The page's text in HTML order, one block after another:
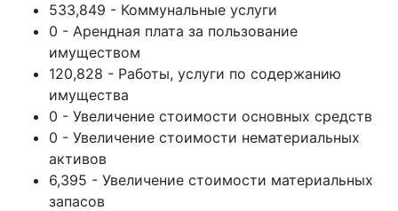
533,849 - Коммунальные услуги
0 - Арендная плата за пользование
имуществом
120,828 - Работы, услуги по содержанию
имущества
0 - Увеличение стоимости основных средств
0 - Увеличение стоимости нематериальных
активов
6,395 - Увеличение стоимости материальных
запасов